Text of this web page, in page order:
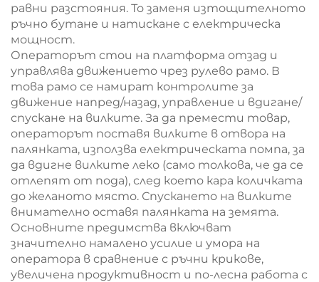
равни разстояния. То заменя изтощителното
ръчно бутане и натискане с електрическа
мощност.
Операторът стои на платформа отзад и
управлява движението чрез рулево рамо. В
това рамо се намират контролите за
движение напред/назад, управление и вдигане/
спускане на вилките. За да премести товар,
операторът поставя вилките в отвора на
палянката, използва електрическата помпа, за
да вдигне вилките леко (само толкова, че да се
отлепят от пода), след което кара количката
до желаното място. Спускането на вилките
внимателно оставя палянката на земята.
Основните предимства включват
значително намалено усилие и умора на
оператора в сравнение с ръчни крикове,
увеличена продуктивност и по-лесна работа с